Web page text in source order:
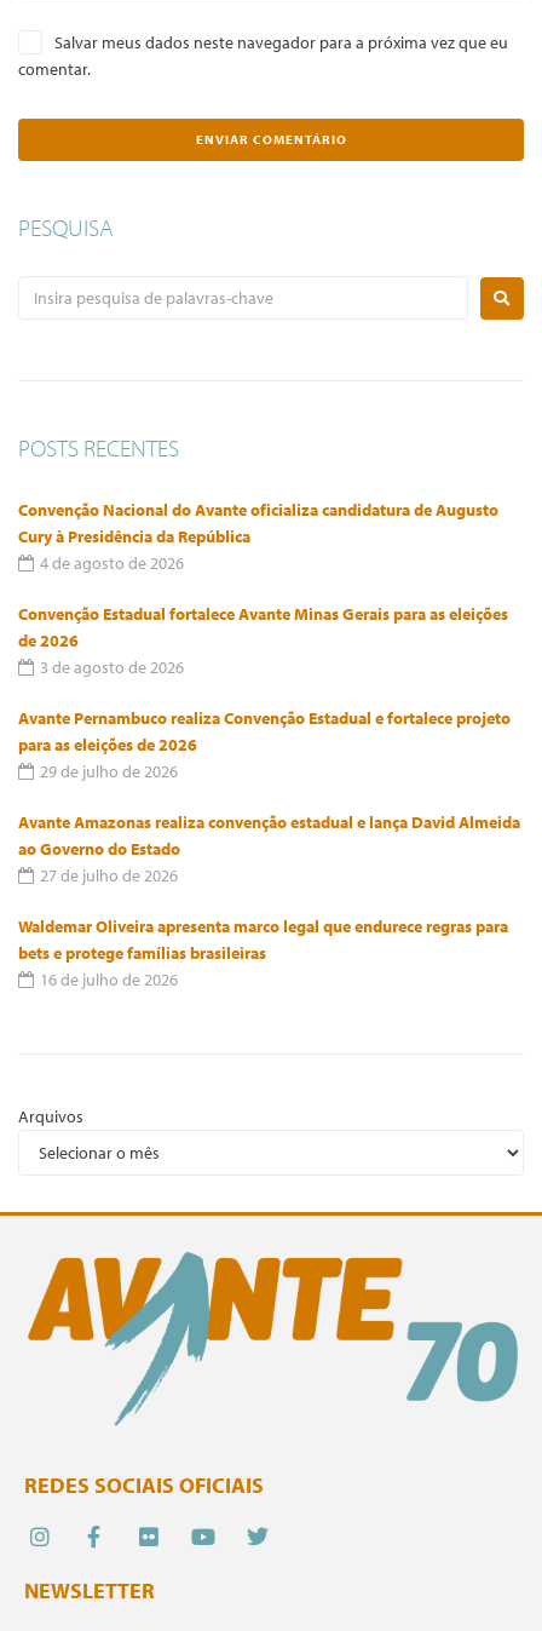
Salvar meus dados neste navegador para a próxima vez que eu
comentar.
PESQUISA
POSTS RECENTES
Convenção Nacional do Avante oficializa candidatura de Augusto
Cury à Presidência da República
4 de agosto de 2026
Convenção Estadual fortalece Avante Minas Gerais para as eleições
de 2026
3 de agosto de 2026
Avante Pernambuco realiza Convenção Estadual e fortalece projeto
para as eleições de 2026
29 de julho de 2026
Avante Amazonas realiza convenção estadual e lança David Almeida
ao Governo do Estado
27 de julho de 2026
Waldemar Oliveira apresenta marco legal que endurece regras para
bets e protege famílias brasileiras
16 de julho de 2026
Arquivos
REDES SOCIAIS OFICIAIS
NEWSLETTER